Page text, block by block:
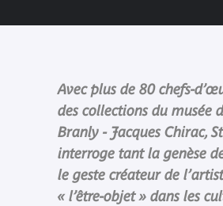
Avec plus de 80 chefs-
des collections du musée
Branly - Jacques Chirac,
interroge tant la genèse
le geste créateur de
« l’être-objet » dans les